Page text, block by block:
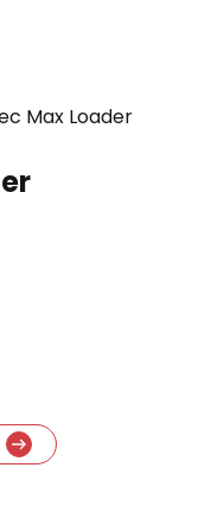
Max Loader